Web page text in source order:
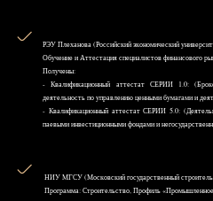
РЭУ Плеханова (Российский экономический
Обучение и Аттестация специалистов финансового
Получены:
- Квалификационный аттестат СЕРИИ 1.0:
деятельность по управлению ценными бумагами и
- Квалификационный аттестат СЕРИИ 5.0:
паевыми инвестиционными фондами и
НИУ MГСУ (Московский государственный
Программа: Строительство, Профиль